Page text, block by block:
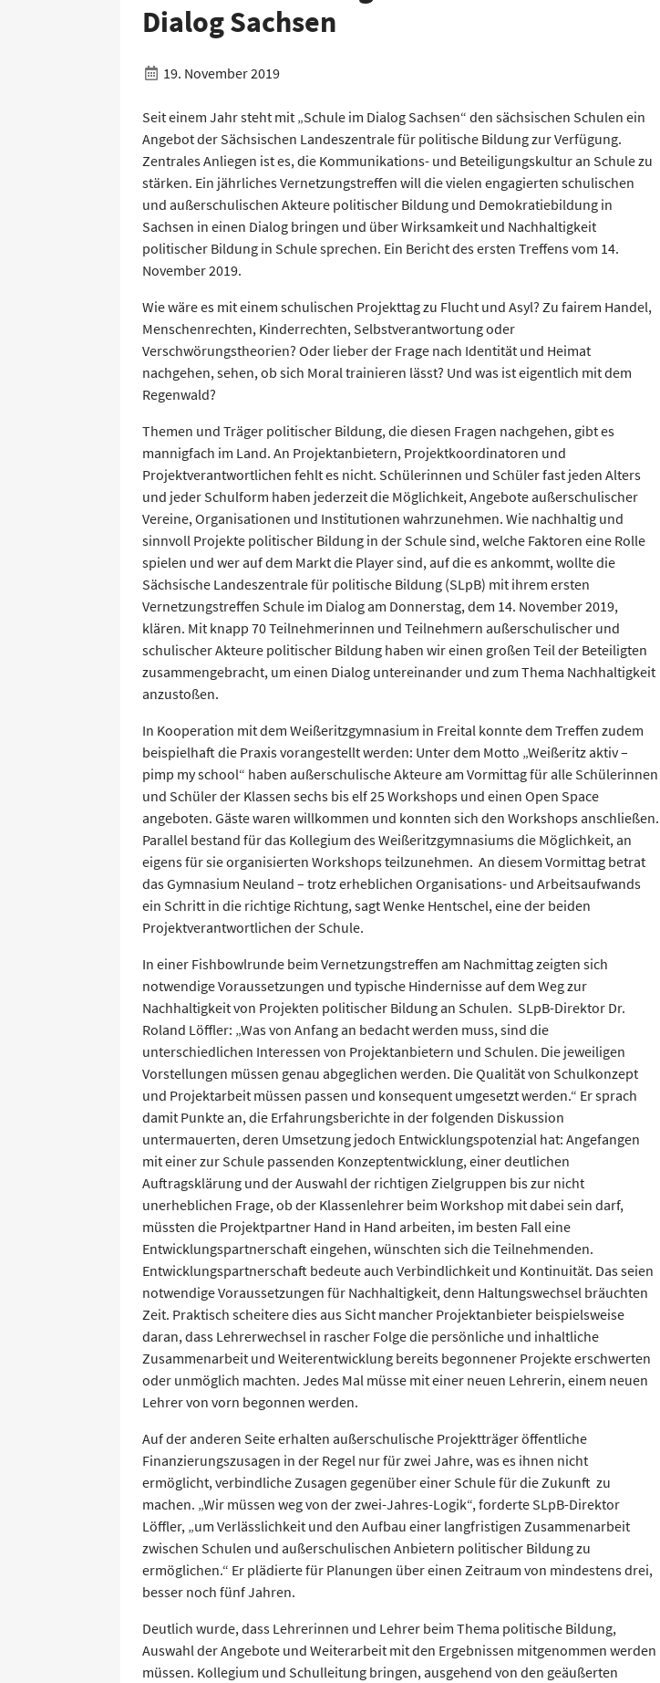
Dialog Sachsen
19. November 2019
Seit einem Jahr steht mit „Schule im Dialog Sachsen“ den sächsischen Schulen ein
Angebot der Sächsischen Landeszentrale für politische Bildung zur Verfügung.
Zentrales Anliegen ist es, die Kommunikations- und Beteiligungskultur an Schule zu
stärken. Ein jährliches Vernetzungstreffen will die vielen engagierten schulischen
und außerschulischen Akteure politischer Bildung und Demokratiebildung in
Sachsen in einen Dialog bringen und über Wirksamkeit und Nachhaltigkeit
politischer Bildung in Schule sprechen. Ein Bericht des ersten Treffens vom 14.
November 2019.
Wie wäre es mit einem schulischen Projekttag zu Flucht und Asyl? Zu fairem Handel,
Menschenrechten, Kinderrechten, Selbstverantwortung oder
Verschwörungstheorien? Oder lieber der Frage nach Identität und Heimat
nachgehen, sehen, ob sich Moral trainieren lässt? Und was ist eigentlich mit dem
Regenwald?
Themen und Träger politischer Bildung, die diesen Fragen nachgehen, gibt es
mannigfach im Land. An Projektanbietern, Projektkoordinatoren und
Projektverantwortlichen fehlt es nicht. Schülerinnen und Schüler fast jeden Alters
und jeder Schulform haben jederzeit die Möglichkeit, Angebote außerschulischer
Vereine, Organisationen und Institutionen wahrzunehmen. Wie nachhaltig und
sinnvoll Projekte politischer Bildung in der Schule sind, welche Faktoren eine Rolle
spielen und wer auf dem Markt die Player sind, auf die es ankommt, wollte die
Sächsische Landeszentrale für politische Bildung (SLpB) mit ihrem ersten
Vernetzungstreffen Schule im Dialog am Donnerstag, dem 14. November 2019,
klären. Mit knapp 70 Teilnehmerinnen und Teilnehmern außerschulischer und
schulischer Akteure politischer Bildung haben wir einen großen Teil der Beteiligten
zusammengebracht, um einen Dialog untereinander und zum Thema Nachhaltigkeit
anzustoßen.
In Kooperation mit dem Weißeritzgymnasium in Freital konnte dem Treffen zudem
beispielhaft die Praxis vorangestellt werden: Unter dem Motto „Weißeritz aktiv –
pimp my school“ haben außerschulische Akteure am Vormittag für alle Schülerinnen
und Schüler der Klassen sechs bis elf 25 Workshops und einen Open Space
angeboten. Gäste waren willkommen und konnten sich den Workshops anschließen.
Parallel bestand für das Kollegium des Weißeritzgymnasiums die Möglichkeit, an
eigens für sie organisierten Workshops teilzunehmen. An diesem Vormittag betrat
das Gymnasium Neuland – trotz erheblichen Organisations- und Arbeitsaufwands
ein Schritt in die richtige Richtung, sagt Wenke Hentschel, eine der beiden
Projektverantwortlichen der Schule.
In einer Fishbowlrunde beim Vernetzungstreffen am Nachmittag zeigten sich
notwendige Voraussetzungen und typische Hindernisse auf dem Weg zur
Nachhaltigkeit von Projekten politischer Bildung an Schulen. SLpB-Direktor Dr.
Roland Löffler: „Was von Anfang an bedacht werden muss, sind die
unterschiedlichen Interessen von Projektanbietern und Schulen. Die jeweiligen
Vorstellungen müssen genau abgeglichen werden. Die Qualität von Schulkonzept
und Projektarbeit müssen passen und konsequent umgesetzt werden.“ Er sprach
damit Punkte an, die Erfahrungsberichte in der folgenden Diskussion
untermauerten, deren Umsetzung jedoch Entwicklungspotenzial hat: Angefangen
mit einer zur Schule passenden Konzeptentwicklung, einer deutlichen
Auftragsklärung und der Auswahl der richtigen Zielgruppen bis zur nicht
unerheblichen Frage, ob der Klassenlehrer beim Workshop mit dabei sein darf,
müssten die Projektpartner Hand in Hand arbeiten, im besten Fall eine
Entwicklungspartnerschaft eingehen, wünschten sich die Teilnehmenden.
Entwicklungspartnerschaft bedeute auch Verbindlichkeit und Kontinuität. Das seien
notwendige Voraussetzungen für Nachhaltigkeit, denn Haltungswechsel bräuchten
Zeit. Praktisch scheitere dies aus Sicht mancher Projektanbieter beispielsweise
daran, dass Lehrerwechsel in rascher Folge die persönliche und inhaltliche
Zusammenarbeit und Weiterentwicklung bereits begonnener Projekte erschwerten
oder unmöglich machten. Jedes Mal müsse mit einer neuen Lehrerin, einem neuen
Lehrer von vorn begonnen werden.
Auf der anderen Seite erhalten außerschulische Projektträger öffentliche
Finanzierungszusagen in der Regel nur für zwei Jahre, was es ihnen nicht
ermöglicht, verbindliche Zusagen gegenüber einer Schule für die Zukunft zu
machen. „Wir müssen weg von der zwei-Jahres-Logik“, forderte SLpB-Direktor
Löffler, „um Verlässlichkeit und den Aufbau einer langfristigen Zusammenarbeit
zwischen Schulen und außerschulischen Anbietern politischer Bildung zu
ermöglichen.“ Er plädierte für Planungen über einen Zeitraum von mindestens drei,
besser noch fünf Jahren.
Deutlich wurde, dass Lehrerinnen und Lehrer beim Thema politische Bildung,
Auswahl der Angebote und Weiterarbeit mit den Ergebnissen mitgenommen werden
müssen. Kollegium und Schulleitung bringen, ausgehend von den geäußerten